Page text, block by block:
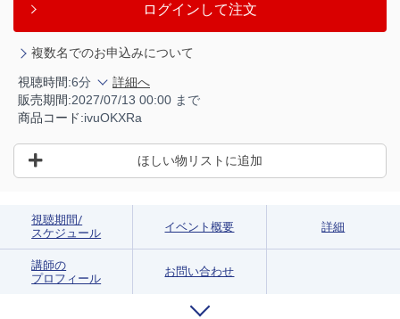
ログインして注文
複数名でのお申込みについて
視聴時間:6分
詳細へ
販売期間:2027/07/13 00:00 まで
商品コード:ivuOKXRa
ほしい物リストに追加
視聴期間/
スケジュール
イベント概要 詳細
講師の
プロフィール
お問い合わせ